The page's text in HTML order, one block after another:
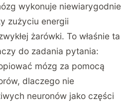
wykonuje niewiarygodnie
zużyciu energii
żarówki. To właśnie ta
do zadania pytania:
mózg za pomocą
dlaczego nie
neuronów jako części